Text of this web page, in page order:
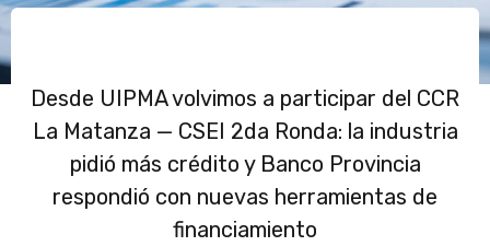
Desde UIPMA volvimos a participar del CCR
La Matanza — CSEI 2da Ronda: la industria
pidió más crédito y Banco Provincia
respondió con nuevas herramientas de
financiamiento